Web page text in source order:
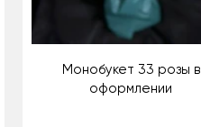
Монобукет 33 розы в
оформлении